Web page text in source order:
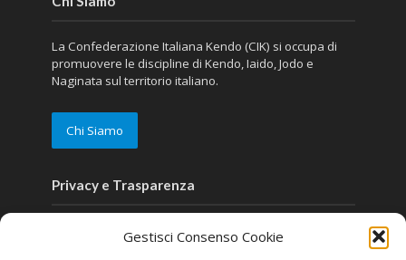
Gestisci Consenso Cookie
La Confederazione Italiana Kendo (CIK) si occupa di
promuovere le discipline di Kendo, Iaido, Jodo e
Naginata sul territorio italiano.
Chi Siamo
Privacy e Trasparenza
Disclaimer